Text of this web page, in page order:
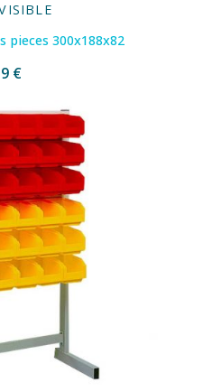
pieces 300x188x82
€